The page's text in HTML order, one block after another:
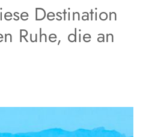
Destination
Ruhe, die an